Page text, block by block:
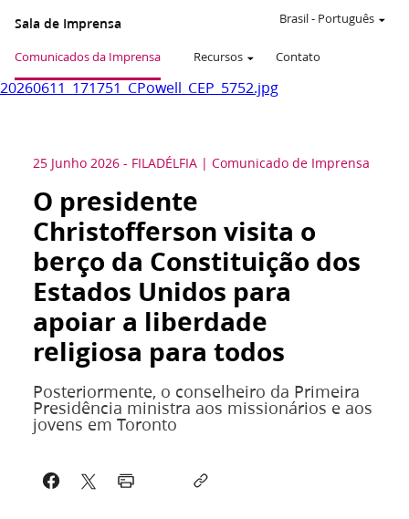
Sala de Imprensa
Comunicados da Imprensa Recursos Contato
Brasil- Português
20260611_171751_CPowell_CEP_5752.jpg
25 Junho 2026 - FILADÉLFIA Comunicado de Imprensa
O presidente
Christofferson visita o
berço da Constituição dos
Estados Unidos para
apoiar a liberdade
religiosa para todos
Posteriormente, o conselheiro da Primeira
Presidência ministra aos missionários e aos
jovens em Toronto